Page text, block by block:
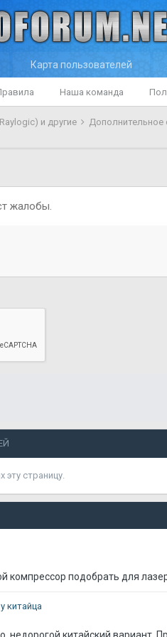
Наша команда
Карта пользователей
и другие Дополнительное
жалобы.
страницу.
компрессор подобрать для
китайца